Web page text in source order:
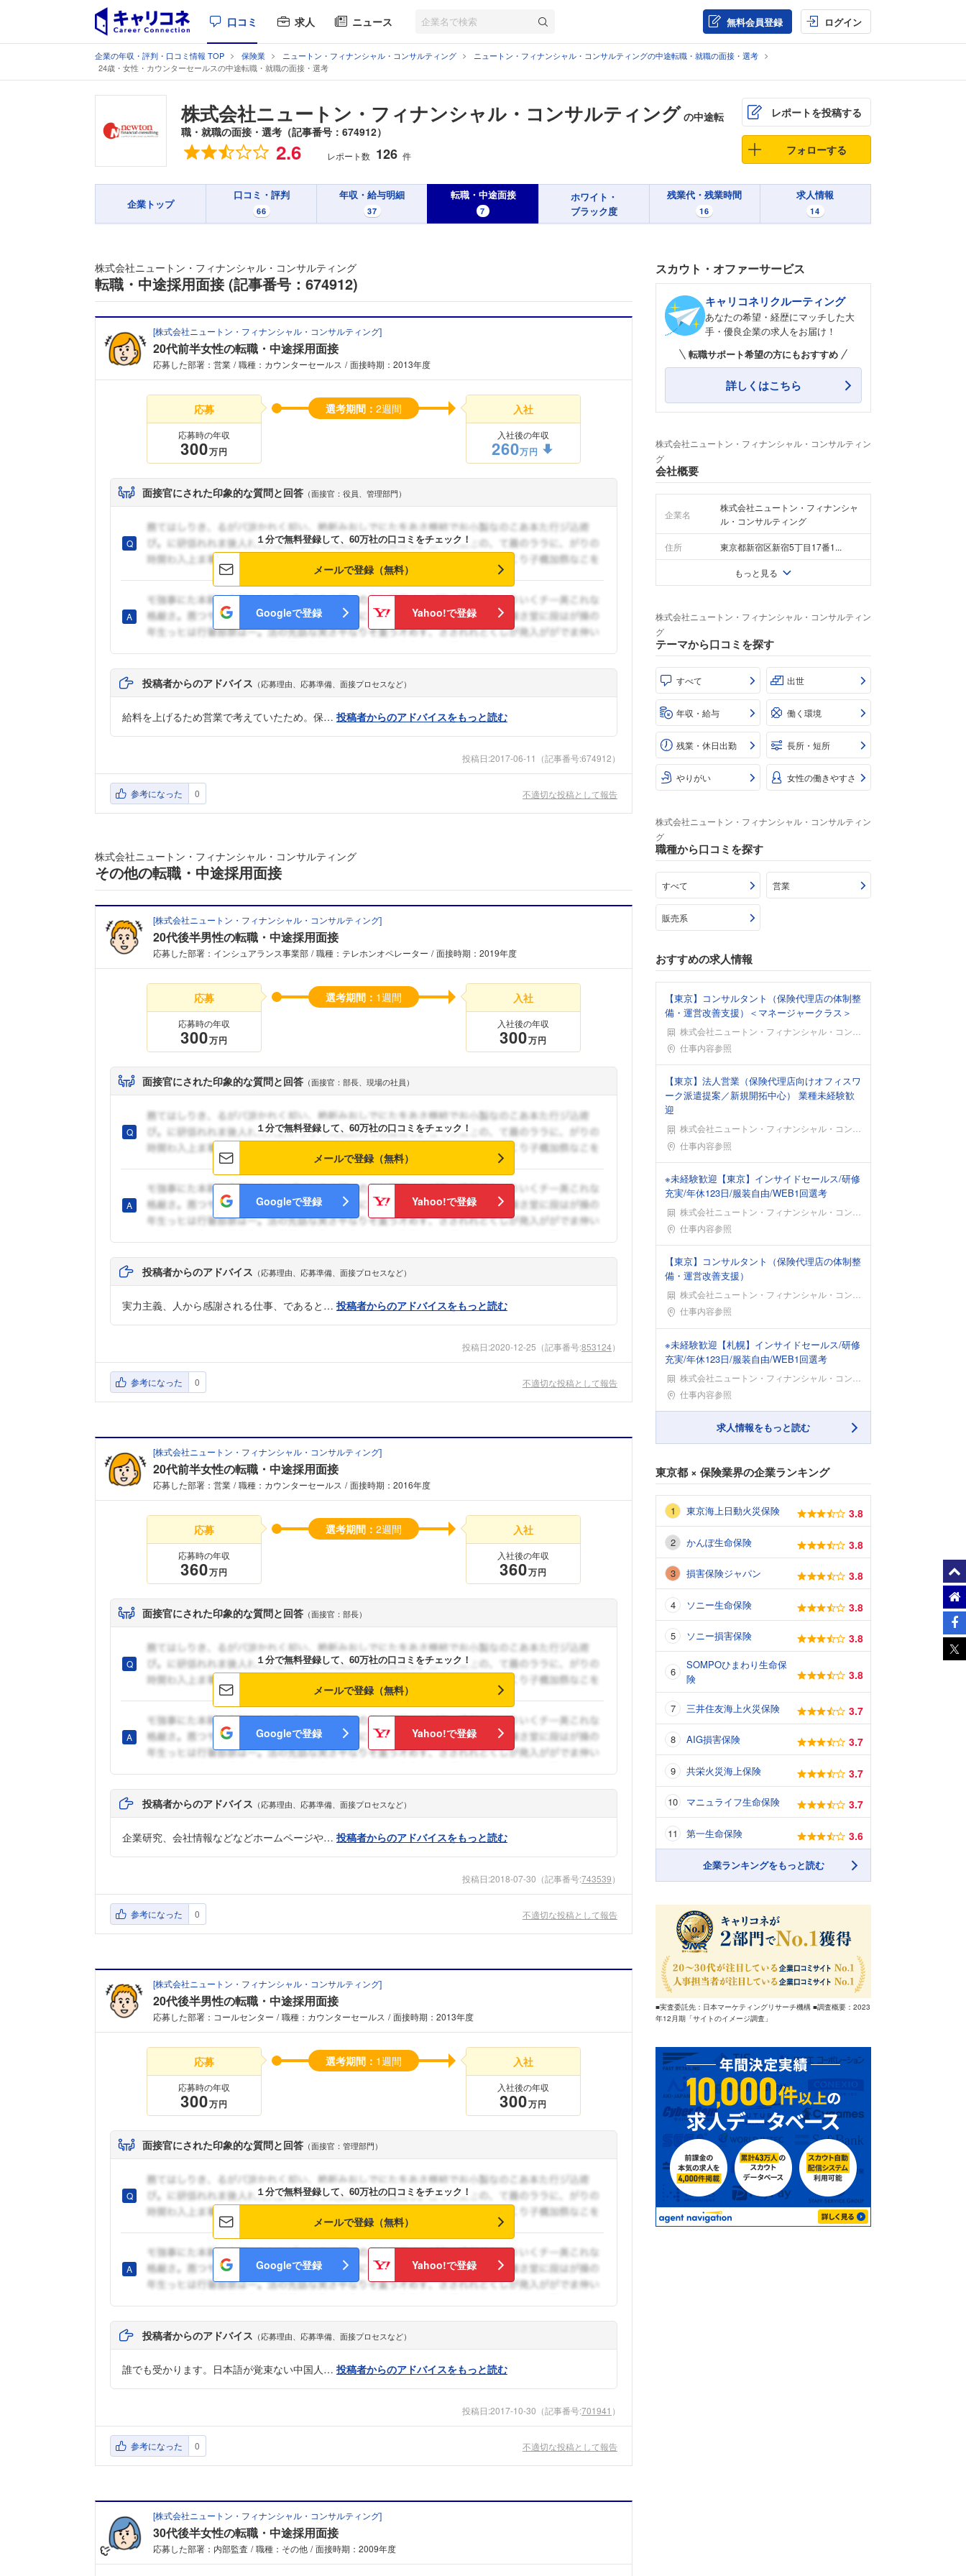
口コミ 求人 ニュース 無料会員登録 ログイン
企業の年収・評判・口コミ情報 TOP 保険業 ニュートン・フィナンシャル・コンサルティング
ニュートン・フィナンシャル・コンサルティングの中途転職・就職の面接・選考
24歳・女性・カウンターセールスの中途転職・就職の面接・選考
株式会社ニュートン・フィナンシャル・コンサルティング の中途転
職・就職の面接・選考（記事番号：674912）
総合評価
2.6 レポート数 126 件
レポートを投稿する
フォローする
企業トップ
口コミ・評判
66
年収・給与明細
37
転職・中途面接
7
ホワイト・
ブラック度
残業代・残業時間
16
求人情報
14
フォローしました
こちらの企業もフォローしませんか？
株式会社ニュートン・フィナンシャル・コンサルティング
転職・中途採用面接 (記事番号：674912)
[株式会社ニュートン・フィナンシャル・コンサルティング]
20代前半女性の転職・中途採用面接
応募した部署：営業 職種：カウンターセールス 面接時期：2013年度
選考期間： 2週間
応募
応募時の年収
300万円
入社
入社後の年収
260万円
面接官にされた印象的な質問と回答 （面接官：役員、管理部門）
１分で無料登録して、60万社の口コミをチェック！
メールで登録（無料）
Googleで登録 Yahoo!で登録
投稿者からのアドバイス （応募理由、応募準備、面接プロセスなど）
給料を上げるため営業で考えていたため。保… 投稿者からのアドバイスをもっと読む
投稿日:2017-06-11 （記事番号:674912）
参考になった 0 不適切な投稿として報告
株式会社ニュートン・フィナンシャル・コンサルティング
その他の転職・中途採用面接
[株式会社ニュートン・フィナンシャル・コンサルティング]
20代後半男性の転職・中途採用面接
応募した部署：インシュアランス事業部 職種：テレホンオペレーター 面接時期：2019年度
選考期間： 1週間
応募
応募時の年収
300万円
入社
入社後の年収
300万円
面接官にされた印象的な質問と回答 （面接官：部長、現場の社員）
１分で無料登録して、60万社の口コミをチェック！
メールで登録（無料）
Googleで登録 Yahoo!で登録
投稿者からのアドバイス （応募理由、応募準備、面接プロセスなど）
実力主義、人から感謝される仕事、であると… 投稿者からのアドバイスをもっと読む
投稿日:2020-12-25 （記事番号:853124）
参考になった 0 不適切な投稿として報告
[株式会社ニュートン・フィナンシャル・コンサルティング]
20代前半女性の転職・中途採用面接
応募した部署：営業 職種：カウンターセールス 面接時期：2016年度
選考期間： 2週間
応募
応募時の年収
360万円
入社
入社後の年収
360万円
面接官にされた印象的な質問と回答 （面接官：部長）
１分で無料登録して、60万社の口コミをチェック！
メールで登録（無料）
Googleで登録 Yahoo!で登録
投稿者からのアドバイス （応募理由、応募準備、面接プロセスなど）
企業研究、会社情報などなどホームページや… 投稿者からのアドバイスをもっと読む
投稿日:2018-07-30 （記事番号:743539）
参考になった 0 不適切な投稿として報告
[株式会社ニュートン・フィナンシャル・コンサルティング]
20代後半男性の転職・中途採用面接
応募した部署：コールセンター 職種：カウンターセールス 面接時期：2013年度
選考期間： 1週間
応募
応募時の年収
300万円
入社
入社後の年収
300万円
面接官にされた印象的な質問と回答 （面接官：管理部門）
１分で無料登録して、60万社の口コミをチェック！
メールで登録（無料）
Googleで登録 Yahoo!で登録
投稿者からのアドバイス （応募理由、応募準備、面接プロセスなど）
誰でも受かります。日本語が覚束ない中国人… 投稿者からのアドバイスをもっと読む
投稿日:2017-10-30 （記事番号:701941 ）
参考になった 0 不適切な投稿として報告
[株式会社ニュートン・フィナンシャル・コンサルティング]
30代後半女性の転職・中途採用面接
応募した部署：内部監査 職種：その他 面接時期：2009年度
スカウト・オファーサービス
キャリコネリクルーティング
あなたの希望・経歴にマッチした大
手・優良企業の求人をお届け！
転職サポート希望の方にもおすすめ
詳しくはこちら
株式会社ニュートン・フィナンシャル・コンサルティン
グ
会社概要
企業名
株式会社ニュートン・フィナンシャ
ル・コンサルティング
住所 東京都新宿区新宿5丁目17番1...
もっと見る
株式会社ニュートン・フィナンシャル・コンサルティン
グ
テーマから口コミを探す
すべて 出世
年収・給与 働く環境
残業・休日出勤 長所・短所
やりがい 女性の働きやすさ
株式会社ニュートン・フィナンシャル・コンサルティン
グ
職種から口コミを探す
すべて 営業
販売系
おすすめの求人情報
【東京】コンサルタント（保険代理店の体制整
備・運営改善支援）＜マネージャークラス＞
株式会社ニュートン・フィナンシャル・コンサルティング
勤務地仕事内容参照
【東京】法人営業（保険代理店向けオフィスワ
ーク派遣提案／新規開拓中心） 業種未経験歓
迎
株式会社ニュートン・フィナンシャル・コンサルティング
勤務地仕事内容参照
※未経験歓迎【東京】インサイドセールス/研修
充実/年休123日/服装自由/WEB1回選考
株式会社ニュートン・フィナンシャル・コンサルティング
勤務地仕事内容参照
【東京】コンサルタント（保険代理店の体制整
備・運営改善支援）
株式会社ニュートン・フィナンシャル・コンサルティング
勤務地仕事内容参照
※未経験歓迎【札幌】インサイドセールス/研修
充実/年休123日/服装自由/WEB1回選考
株式会社ニュートン・フィナンシャル・コンサルティング
勤務地仕事内容参照
求人情報をもっと読む
東京都 × 保険業界の企業ランキング
東京海上日動火災保険 3.8
かんぽ生命保険 3.8
損害保険ジャパン 3.8
ソニー生命保険 3.8
ソニー損害保険 3.8
SOMPOひまわり生命保
険
3.8
三井住友海上火災保険 3.7
AIG損害保険 3.7
共栄火災海上保険 3.7
マニュライフ生命保険 3.7
第一生命保険 3.6
企業ランキングをもっと読む
■実査委託先：日本マーケティングリサーチ機構 ■調査概要：2023
年12月期「サイトのイメージ調査」